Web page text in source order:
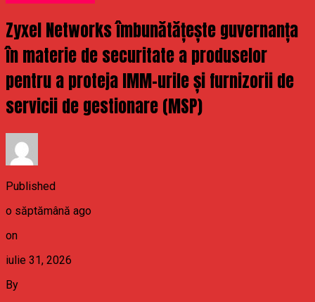
Zyxel Networks îmbunătățește guvernanța
în materie de securitate a produselor
pentru a proteja IMM-urile și furnizorii de
servicii de gestionare (MSP)
Published
o săptămână ago
on
iulie 31, 2026
By